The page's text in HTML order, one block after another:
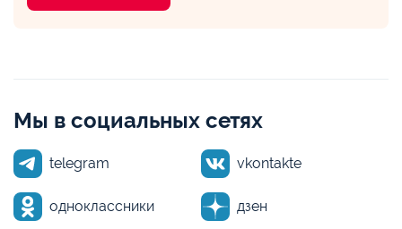
Мы в социальных сетях
telegram vkontakte
одноклассники дзен